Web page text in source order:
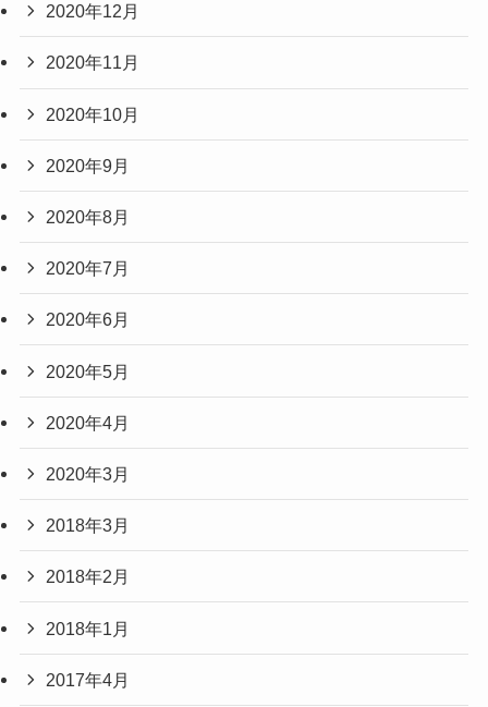
2020年12月
2020年11月
2020年10月
2020年9月
2020年8月
2020年7月
2020年6月
2020年5月
2020年4月
2020年3月
2018年3月
2018年2月
2018年1月
2017年4月